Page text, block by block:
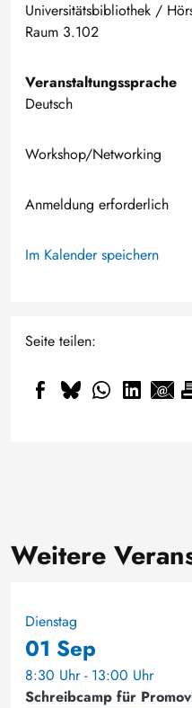
Universitätsbibliothek /
Raum 3.102
Veranstaltungssprache
Deutsch
Workshop/Networking
Anmeldung erforderlich
Im Kalender speichern
Seite teilen:
Weitere
Dienstag
01 Sep
8:30 Uhr - 13:00 Uhr
Schreibcamp für